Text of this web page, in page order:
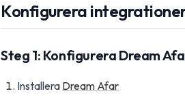
Konfigurera
Steg 1: Konfigurera Dream
Installera Dream Afar